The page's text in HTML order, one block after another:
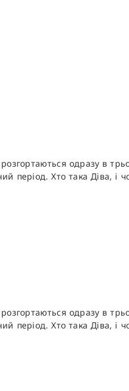
одразу в
період. Хто така Діва,
одразу в
період. Хто така Діва,